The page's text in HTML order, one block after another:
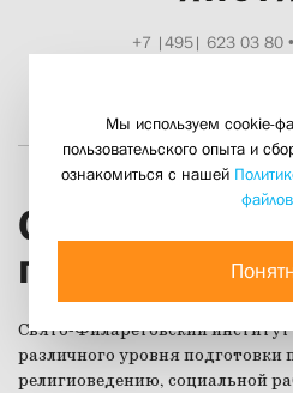
+7 |495| 623 03 80•
программы
Свято-Филаретовский
различного уровня подготовки
религиоведению, социальной
Мы используем cookie-
пользовательского опыта и
ознакомиться с нашей
файлов